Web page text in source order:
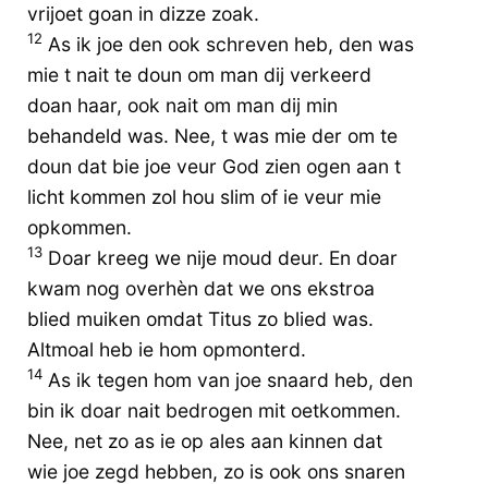
vrijoet goan in dizze zoak.
12 As ik joe den ook schreven heb, den was
mie t nait te doun om man dij verkeerd
doan haar, ook nait om man dij min
behandeld was. Nee, t was mie der om te
doun dat bie joe veur God zien ogen aan t
licht kommen zol hou slim of ie veur mie
opkommen.
13 Doar kreeg we nije moud deur. En doar
kwam nog overhèn dat we ons ekstroa
blied muiken omdat Titus zo blied was.
Altmoal heb ie hom opmonterd.
14 As ik tegen hom van joe snaard heb, den
bin ik doar nait bedrogen mit oetkommen.
Nee, net zo as ie op ales aan kinnen dat
wie joe zegd hebben, zo is ook ons snaren